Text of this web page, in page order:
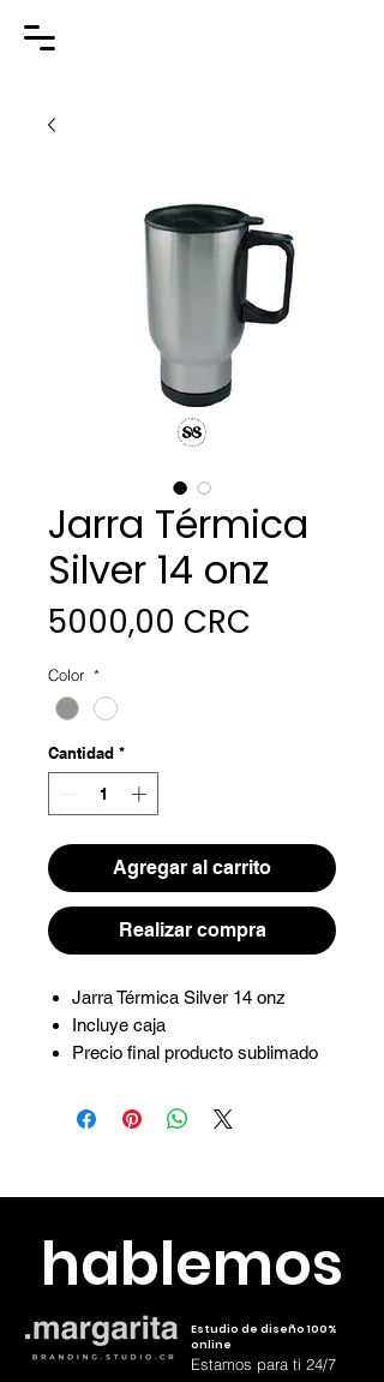
Jarra Térmica
Silver 14 onz
5000,00 CRC
Color *
Cantidad *
Agregar al carrito
Realizar compra
Jarra Térmica Silver 14 onz
Incluye caja
Precio final producto sublimado
Envia el diseño a
hola@margaritacr.com o wh
hablemos
Estudio de diseño 100%
online
Estamos para ti 24/7